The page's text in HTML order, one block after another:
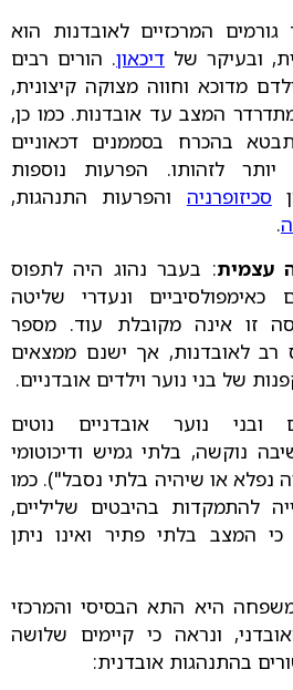
המרכזיים לאובדנות הוא
ובעיקר של דיכאון. הורים רבים
מדוכא וחווה מצוקה קיצונית,
המצב עד אובדנות. כמו כן,
בהכרח בסממנים דכאוניים
לזהותו. הפרעות נוספות
סכיזופרניה והפרעות התנהגות,
.
עצמית: בעבר נהוג היה לתפוס
כאימפולסיביים ונעדרי שליטה
זו אינה מקובלת עוד. מספר
רב לאובדנות, אך ישנם ממצאים
של בני נוער וילדים אובדניים.
ובני נוער אובדניים נוטים
נוקשה, בלתי גמיש ודיכוטומי
נפלא או שיהיה בלתי נסבל"). כמו
להתמקדות בהיבטים שליליים,
המצב בלתי פתיר ואינו ניתן
היא התא הבסיסי והמרכזי
ונראה כי קיימים שלושה
בהתנהגות אובדנית: